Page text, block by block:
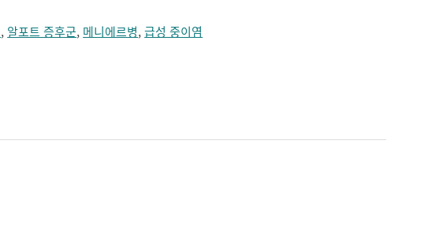
, 알포트 증후군, 메니에르병,급성 중이염